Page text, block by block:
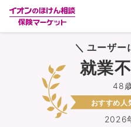
ランキング
保険を比較
保険会社か
＼ ユーザー
2026
48
就業
おすすめ人